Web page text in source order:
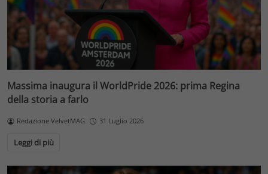
Massima inaugura il WorldPride 2026: prima Regina
della storia a farlo
Redazione VelvetMAG 31 Luglio 2026
Leggi di più